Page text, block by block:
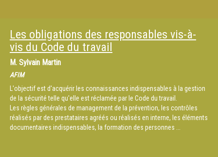
Les obligations des responsables vis-à-
vis du Code du travail
M. Sylvain Martin
AFIM
L'objectif est d'acquérir les connaissances indispensables à la gestion
de la sécurité telle qu'elle est réclamée par le Code du travail.
Les règles générales de management de la prévention, les contrôles
réalisés par des prestataires agréés ou réalisés en interne, les éléments
documentaires indispensables, la formation des personnes ...